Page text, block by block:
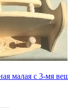
малая с 3-мя